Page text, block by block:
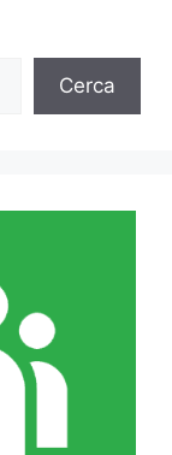
Cerca